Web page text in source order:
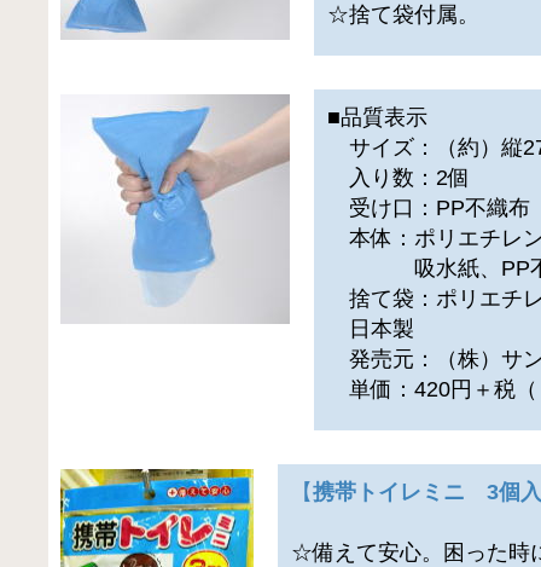
☆捨て袋付属。
■品質表示
サイズ：（約）縦
入り数：2個
受け口：PP不織布
本体：ポリエチレ
吸水紙、PP不
捨て袋：ポリエチ
日本製
発売元：（株）サ
単価：420円＋税（
【携帯トイレミニ 3個
☆備えて安心。困った時